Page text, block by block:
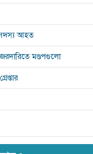
সদস্য আহত
মণ্ডপগুলো